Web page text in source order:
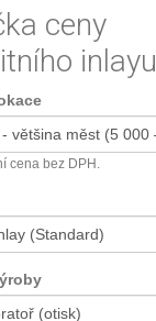
ceny
inlayu
cena bez DPH.